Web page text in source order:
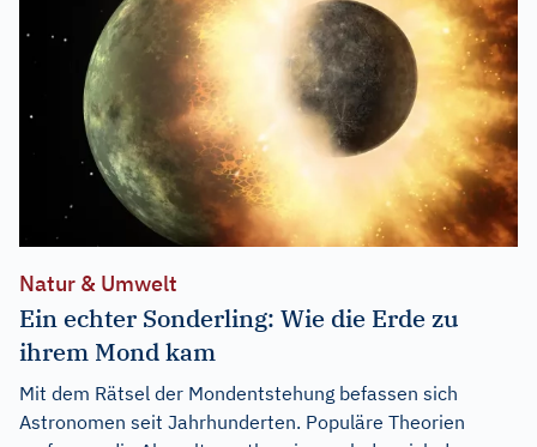
Natur & Umwelt
Ein echter Sonderling: Wie die Erde zu
ihrem Mond kam
Mit dem Rätsel der Mondentstehung befassen sich
Astronomen seit Jahrhunderten. Populäre Theorien